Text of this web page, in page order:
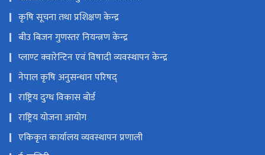
कृषि सूचना तथा प्रशिक्षण केन्द्र
बीउ बिजन गुणस्तर नियन्त्रण केन्द्र
प्लाण्ट क्वारेन्टिन एवं विषादी व्यवस्थापन केन्द्र
नेपाल कृषि अनुसन्धान परिषद्
राष्ट्रिय दुग्ध विकास बोर्ड
राष्ट्रिय योजना आयोग
एकिकृत कार्यालय व्यवस्थापन प्रणाली